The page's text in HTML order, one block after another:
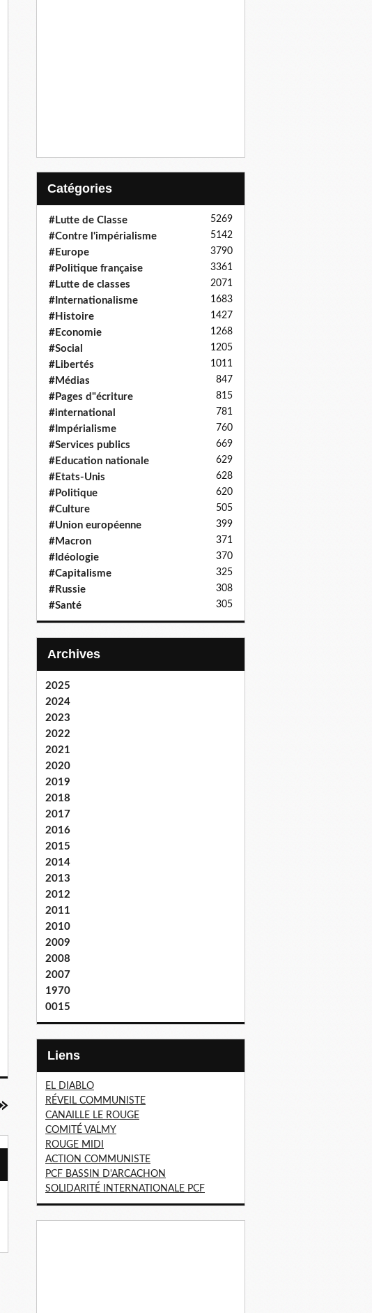
Catégories
#Lutte de Classe 5269
#Contre l'impérialisme 5142
#Europe 3790
#Politique française 3361
#Lutte de classes 2071
#Internationalisme 1683
#Histoire 1427
#Economie 1268
#Social 1205
#Libertés 1011
#Médias 847
#Pages d"écriture 815
#international 781
#Impérialisme 760
#Services publics 669
#Education nationale 629
#Etats-Unis 628
#Politique 620
#Culture 505
#Union européenne 399
#Macron 371
#Idéologie 370
#Capitalisme 325
#Russie 308
#Santé 305
Archives
2025
2024
2023
2022
2021
2020
2019
2018
2017
2016
2015
2014
2013
2012
2011
2010
2009
2008
2007
1970
0015
Liens
EL DIABLO
RÉVEIL COMMUNISTE
CANAILLE LE ROUGE
COMITÉ VALMY
ROUGE MIDI
ACTION COMMUNISTE
PCF BASSIN D'ARCACHON
SOLIDARITÉ INTERNATIONALE PCF